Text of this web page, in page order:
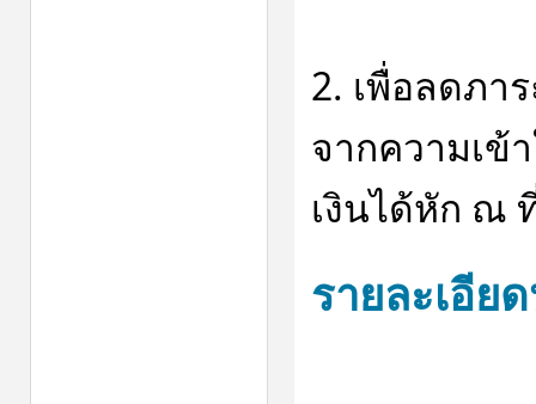
2. เพื่อลดภา
จากความเข้
เงินได้หัก ณ
รายละเอีย